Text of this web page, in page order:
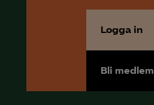
Logga in
Bli medlem